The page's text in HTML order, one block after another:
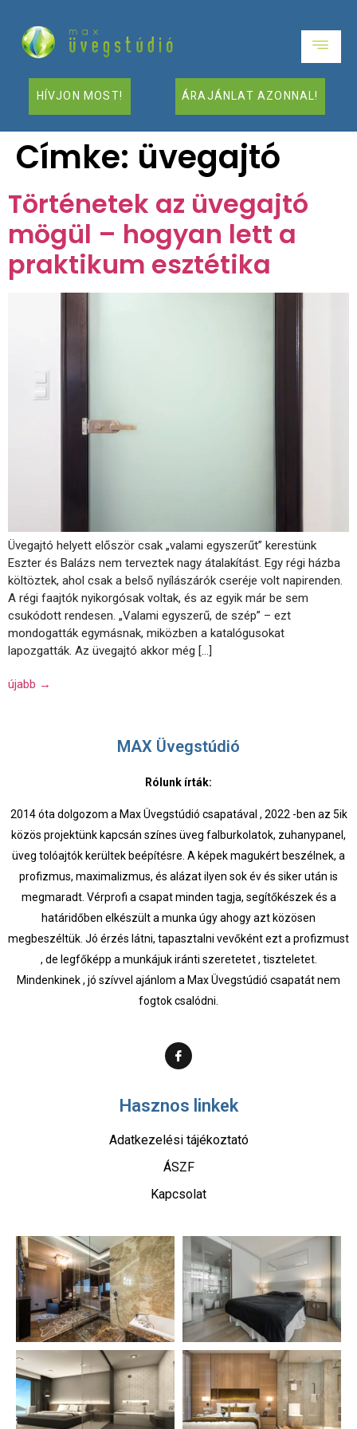
HÍVJON MOST! ÁRAJÁNLAT AZONNAL!
Címke: üvegajtó
Történetek az üvegajtó
mögül – hogyan lett a
praktikum esztétika
Üvegajtó helyett először csak „valami egyszerűt” kerestünk
Eszter és Balázs nem terveztek nagy átalakítást. Egy régi házba
költöztek, ahol csak a belső nyílászárók cseréje volt napirenden.
A régi faajtók nyikorgósak voltak, és az egyik már be sem
csukódott rendesen. „Valami egyszerű, de szép” – ezt
mondogatták egymásnak, miközben a katalógusokat
lapozgatták. Az üvegajtó akkor még […]
újabb →
MAX Üvegstúdió
Rólunk írták:
2014 óta dolgozom a Max Üvegstúdió csapatával , 2022 -ben az 5ik
közös projektünk kapcsán színes üveg falburkolatok, zuhanypanel,
üveg tolóajtók kerültek beépítésre. A képek magukért beszélnek, a
profizmus, maximalizmus, és alázat ilyen sok év és siker után is
megmaradt. Vérprofi a csapat minden tagja, segítőkészek és a
határidőben elkészült a munka úgy ahogy azt közösen
megbeszéltük. Jó érzés látni, tapasztalni vevőként ezt a profizmust
, de legfőképp a munkájuk iránti szeretetet , tiszteletet.
Mindenkinek , jó szívvel ajánlom a Max Üvegstúdió csapatát nem
fogtok csalódni.
Hasznos linkek
Adatkezelési tájékoztató
ÁSZF
Kapcsolat